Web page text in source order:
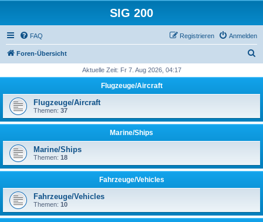
SIG 200
FAQ Anmelden
Registrieren
Foren-Übersicht
h
Aktuelle Zeit: Fr 7. Aug 2026, 04:17
Flugzeuge/Aircraft
Flugzeuge/Aircraft
Themen: 37
Marine/Ships
Marine/Ships
Themen: 18
Fahrzeuge/Vehicles
Fahrzeuge/Vehicles
Themen: 10